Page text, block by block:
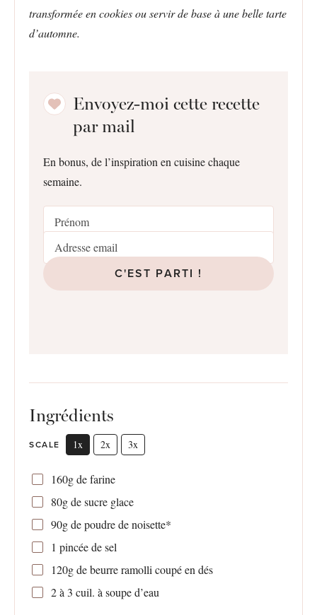
transformée en cookies ou servir de base à une belle tarte
d’automne.
Envoyez-moi cette recette
par mail
En bonus, de l’inspiration en cuisine chaque
semaine.
C'EST PARTI !
Ingrédients
SCALE 1x 2x 3x
160gde farine
80gde sucre glace
90gde poudre de noisette*
1 pincée de sel
120gde beurre ramolli coupé en dés
2à 3 cuil. à soupe d’eau